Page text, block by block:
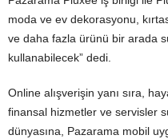
moda ve ev dekorasyonu,
ve daha fazla ürünü bir arada
kullanabilecek” dedi.
Online alışverişin yanı sıra,
finansal hizmetler ve servisler
dünyasına, Pazarama mobil